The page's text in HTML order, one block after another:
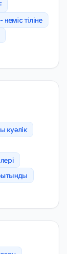
неміс тіліне
куәлік